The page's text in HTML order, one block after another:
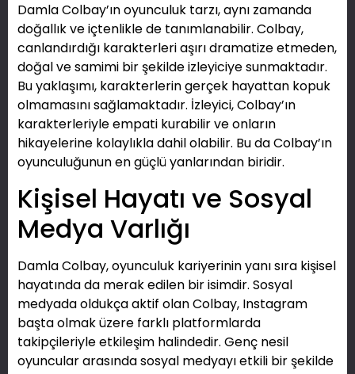
Damla Colbay’ın oyunculuk tarzı, aynı zamanda
doğallık ve içtenlikle de tanımlanabilir. Colbay,
canlandırdığı karakterleri aşırı dramatize etmeden,
doğal ve samimi bir şekilde izleyiciye sunmaktadır.
Bu yaklaşımı, karakterlerin gerçek hayattan kopuk
olmamasını sağlamaktadır. İzleyici, Colbay’ın
karakterleriyle empati kurabilir ve onların
hikayelerine kolaylıkla dahil olabilir. Bu da Colbay’ın
oyunculuğunun en güçlü yanlarından biridir.
Kişisel Hayatı ve Sosyal
Medya Varlığı
Damla Colbay, oyunculuk kariyerinin yanı sıra kişisel
hayatında da merak edilen bir isimdir. Sosyal
medyada oldukça aktif olan Colbay, Instagram
başta olmak üzere farklı platformlarda
takipçileriyle etkileşim halindedir. Genç nesil
oyuncular arasında sosyal medyayı etkili bir şekilde